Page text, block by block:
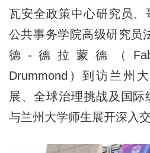
瓦安全政策中心研究员
公共事务学院高级研究员
德-德拉蒙德（
Drummond）到访兰州
展、全球治理挑战及国
与兰州大学师生展开深入交